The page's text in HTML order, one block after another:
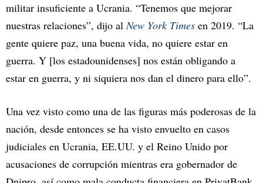
militar insuficiente a Ucrania. “Tenemos que mejorar
nuestras relaciones”, dijo alNew York Times en 2019. “La
gente quiere paz, una buena vida, no quiere estar en
guerra. Y [los estadounidenses] nos están obligando a
estar en guerra, y ni siquiera nos dan el dinero para ello”.
Una vez visto como una de las figuras más poderosas de la
nación, desde entonces se ha visto envuelto en casos
judiciales en Ucrania, EE.UU. y el Reino Unido por
acusaciones de corrupción mientras era gobernador de